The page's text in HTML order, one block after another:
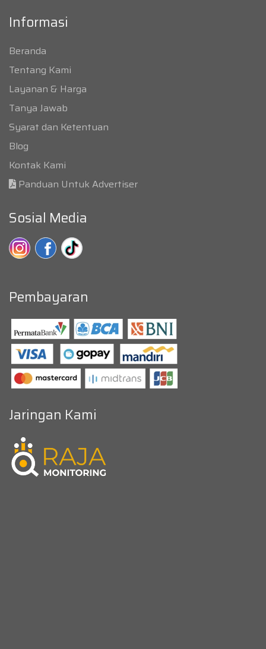
Informasi
Beranda
Tentang Kami
Layanan & Harga
Tanya Jawab
Syarat dan Ketentuan
Blog
Kontak Kami
Panduan Untuk Advertiser
Sosial Media
Pembayaran
Jaringan Kami